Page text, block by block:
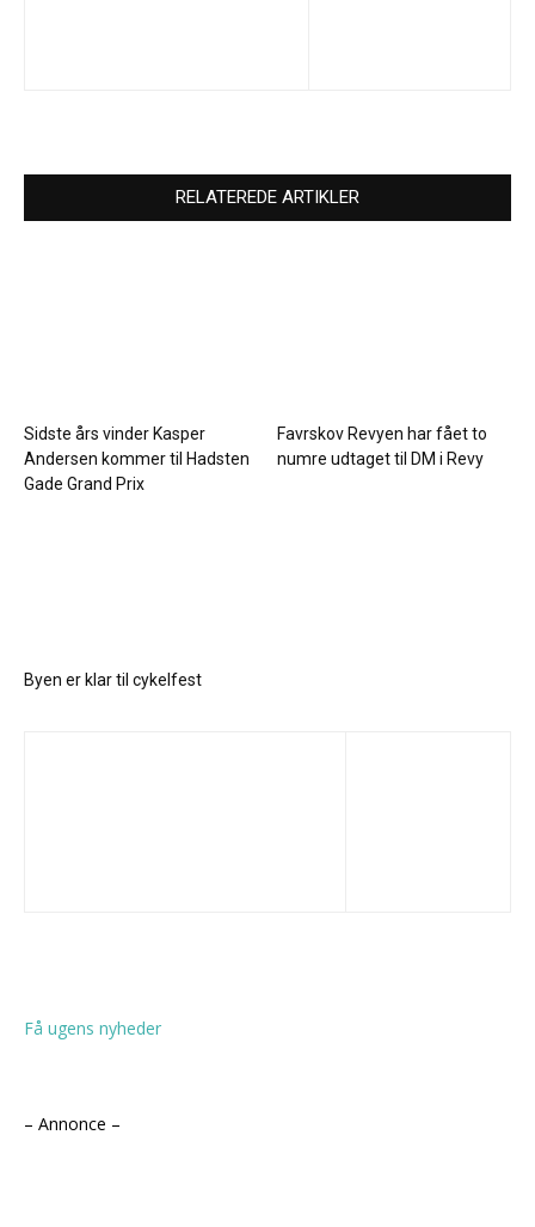
RELATEREDE ARTIKLER
Sidste års vinder Kasper
Andersen kommer til Hadsten
Gade Grand Prix
Favrskov Revyen har fået to
numre udtaget til DM i Revy
Byen er klar til cykelfest
Få ugens nyheder
– Annonce –